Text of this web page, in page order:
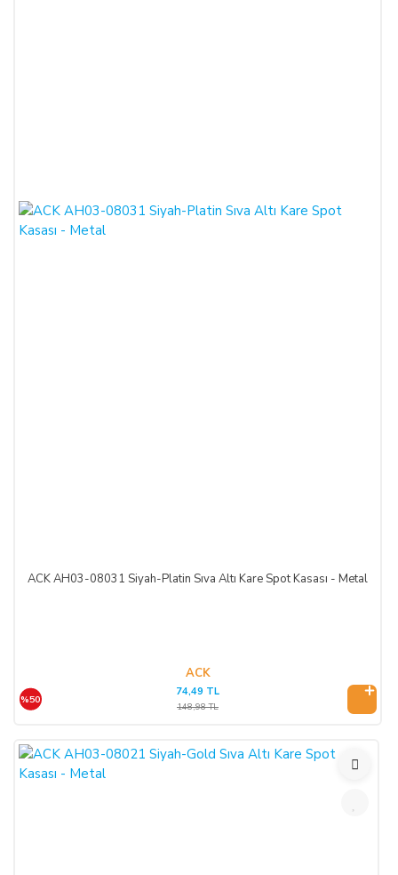
ACK AH03-08031 Siyah-Platin Sıva Altı Kare Spot Kasası - Metal
ACK
%50
74,49 TL
148,98 TL